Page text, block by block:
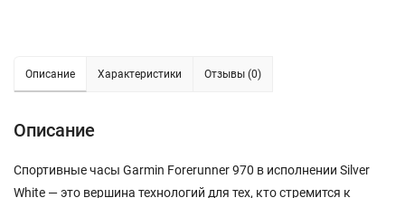
Описание Характеристики Отзывы (0)
Описание
Спортивные часы Garmin Forerunner 970 в исполнении Silver
White — это вершина технологий для тех, кто стремится к